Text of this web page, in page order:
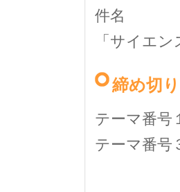
件名
「サイエ
締め切り
テーマ番号
テーマ番号